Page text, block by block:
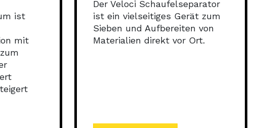
Gewährleistung der Sicherheit, Verhinderung
und Aufdeckung von Betrug und
Fehlerbehebung, Bereitstellung und Anzeige
ist
mit
Der Veloci Schaufelseparator
ist ein vielseitiges Gerät zum
Sieben und Aufbereiten von
Materialien direkt vor Ort.